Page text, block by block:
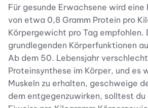
Für gesunde Erwachsene wird eine
von etwa 0,8 Gramm Protein pro
Körpergewicht pro Tag empfohlen.
grundlegenden Körperfunktionen
Ab dem 50. Lebensjahr
Proteinsynthese im Körper, und es
Muskeln zu erhalten, geschweige
dem entgegenzuwirken, solltest du